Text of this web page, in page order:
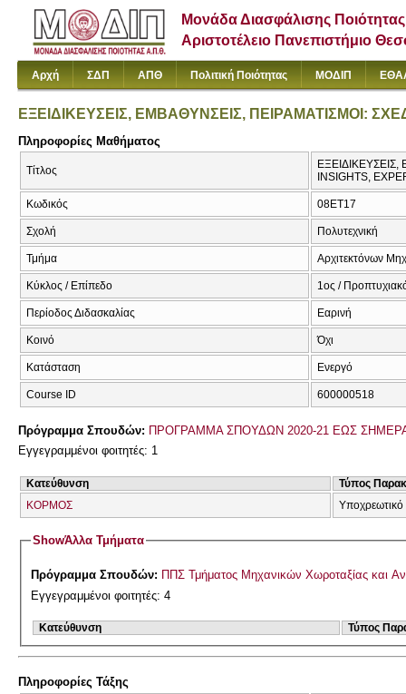
Μονάδα Διασφάλισης Ποιότητας
Αριστοτέλειο Πανεπιστήμιο
Αρχή ΣΔΠ ΑΠΘ Πολιτική Ποιότητας ΜΟΔΙΠ
ΕΞΕΙΔΙΚΕΥΣΕΙΣ, ΕΜΒΑΘΥΝΣΕΙΣ, ΠΕΙΡΑΜΑΤΙΣΜΟΙ:
Πληροφορίες Μαθήματος
Τίτλος
INSIGHTS,
Κωδικός 08ET17
Σχολή Πολυτεχνική
Τμήμα Αρχιτεκτόνων
Κύκλος / Επίπεδο 1ος /
Περίοδος Διδασκαλίας Εαρινή
Κοινό Όχι
Κατάσταση Ενεργό
Course ID 600000518
Πρόγραμμα Σπουδών: ΠΡΟΓΡΑΜΜΑ ΣΠΟΥΔΩΝ 2020-21 ΕΩΣ
Εγγεγραμμένοι φοιτητές: 1
Κατεύθυνση
Τύπος
ΚΟΡΜΟΣ
ShowΆλλα Τμήματα
Πρόγραμμα Σπουδών: ΠΠΣ Τμήματος Μηχανικών Χωροταξίας και
Εγγεγραμμένοι φοιτητές: 4
Κατεύθυνση Τύπος
Πληροφορίες Τάξης